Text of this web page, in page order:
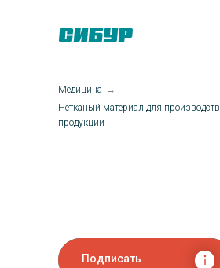
Подписать
Медицина →
Нетканый материал для
продукции